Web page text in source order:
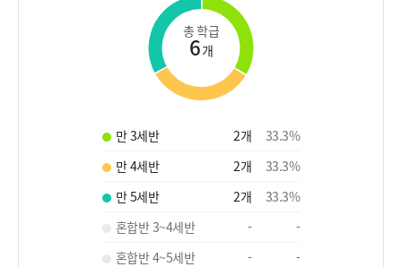
총 학급
6개
만 3세반 2개 33.3%
만 4세반
2개 33.3%
만 5세반
2개 33.3%
혼합반 3~4세반
-
-
혼합반 4~5세반
-
-